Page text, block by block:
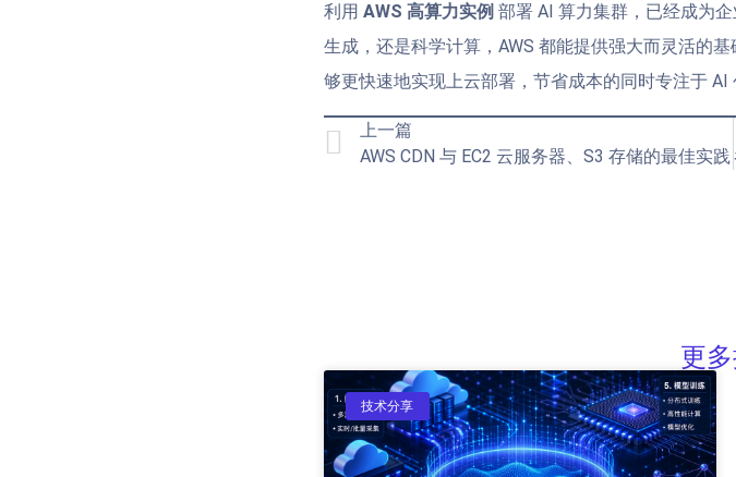
利用 AWS 高算力实例 部署 AI 算力集群，已经成为
生成，还是科学计算，AWS 都能提供强大而灵活的
够更快速地实现上云部署，节省成本的同时专注于 AI
上一篇
AWS CDN 与 EC2 云服务器、S3 存储的最佳实践
更
技术分享